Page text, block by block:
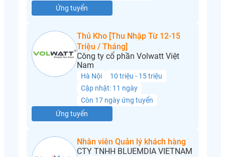
Ứng tuyển
Thủ Kho [Thu Nhập Từ 12-15
Triệu / Tháng]
Công ty cổ phần Volwatt Việt
Nam
Hà Nội
10 triệu - 15 triệu
Cập nhật: 11 ngày
Còn 17 ngày ứng tuyển
Ứng tuyển
Nhân viên Quản lý khách hàng
CTY TNHH BLUEMDIA VIETNAM